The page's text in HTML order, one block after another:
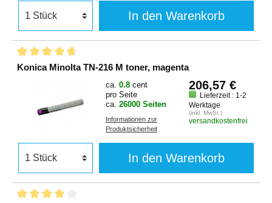
In den Warenkorb
Konica Minolta TN-216 M toner, magenta
ca. 0.8 cent
pro Seite
ca. 26000 Seiten
Informationen zur
Produktsicherheit
206,57 €
Lieferzeit : 1-2
Werktage
(inkl. MwSt.)
versandkostenfrei
In den Warenkorb